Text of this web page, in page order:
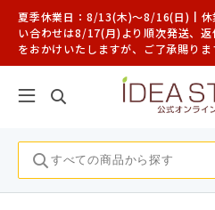
夏季休業日：8/13(木)～8/16(日)┃休
い合わせは8/17(月)より順次発送、
をおかけいたしますが、ご了承賜りま